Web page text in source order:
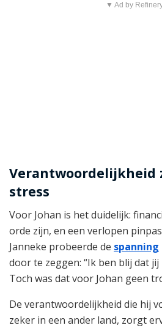
▼ Ad by
Verantwoordelijkheid
stress
Voor Johan is het duidelijk:
orde zijn, en een verlopen
Janneke probeerde de spanning
door te zeggen: “Ik ben blij dat jij
Toch was dat voor Johan geen
De verantwoordelijkheid die hij
zeker in een ander land, zorgt